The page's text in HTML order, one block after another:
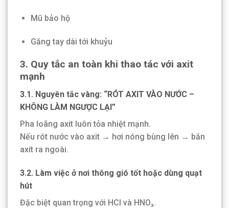
Mũ bảo hộ
Găng tay dài tới khuỷu
3. Quy tắc an toàn khi thao tác với axit
mạnh
3.1. Nguyên tắc vàng: “RÓT AXIT VÀO NƯỚC –
KHÔNG LÀM NGƯỢC LẠI”
Pha loãng axit luôn tỏa nhiệt mạnh.
Nếu rót nước vào axit → hơi nóng bùng lên → bắn
axit ra ngoài.
3.2. Làm việc ở nơi thông gió tốt hoặc dùng quạt
hút
Đặc biệt quan trọng với HCl và HNO₃.